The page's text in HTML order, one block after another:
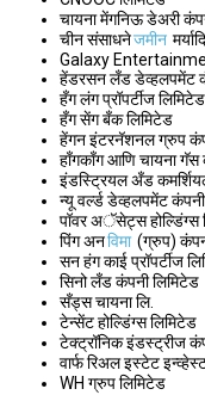
चायना मेंगनिऊ डेअरी
चीन संसाधनेजमीन
Galaxy
हेंडरसन लँड डेव्हलपमेंट
हँग लंग प्रॉपर्टीज लिमिटेड
हँग सेंग बँक लिमिटेड
हेंगन इंटरनॅशनल ग्रुप
हाँगकाँग आणि चायना गॅस
इंडस्ट्रियल अँड
न्यू वर्ल्ड डेव्हलपमेंट
पॉवर अॅसेट्स होल्डिंग्स
पिंग अनविमा (ग्रुप)
सन हंग काई प्रॉपर्टीज
सिनो लँड कंपनी लिमिटेड
सँड्स चायना लि.
टेन्सेंट होल्डिंग्स लिमिटेड
टेक्ट्रॉनिक इंडस्ट्रीज
वार्फ रिअल इस्टेट
WH ग्रुप लिमिटेड